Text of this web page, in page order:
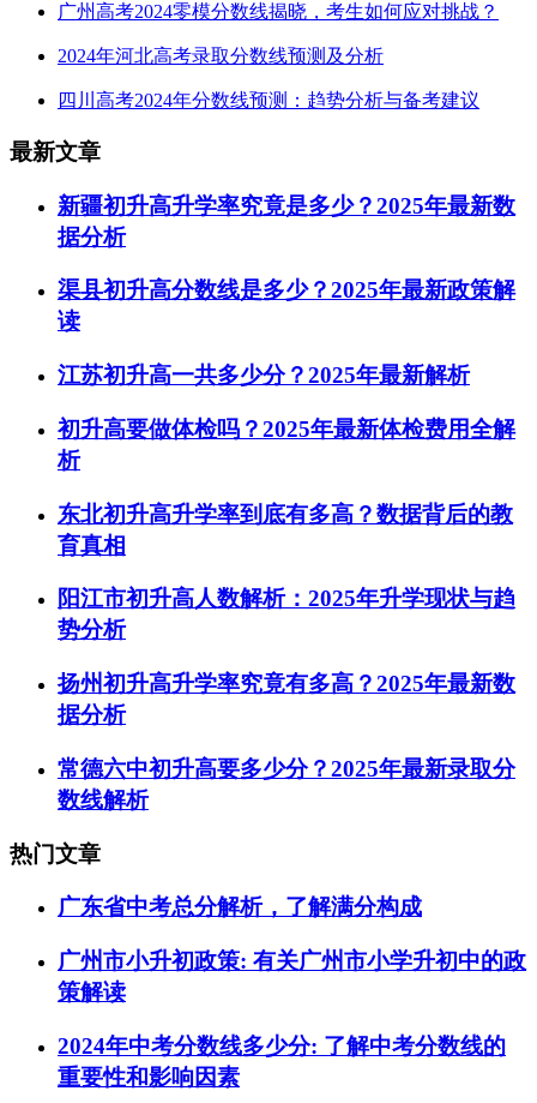
广州高考2024零模分数线揭晓，考生如何应对挑战？
2024年河北高考录取分数线预测及分析
四川高考2024年分数线预测：趋势分析与备考建议
最新文章
新疆初升高升学率究竟是多少？2025年最新数
据分析
渠县初升高分数线是多少？2025年最新政策解
读
江苏初升高一共多少分？2025年最新解析
初升高要做体检吗？2025年最新体检费用全解
析
东北初升高升学率到底有多高？数据背后的教
育真相
阳江市初升高人数解析：2025年升学现状与趋
势分析
扬州初升高升学率究竟有多高？2025年最新数
据分析
常德六中初升高要多少分？2025年最新录取分
数线解析
热门文章
广东省中考总分解析，了解满分构成
广州市小升初政策: 有关广州市小学升初中的政
策解读
2024年中考分数线多少分: 了解中考分数线的
重要性和影响因素